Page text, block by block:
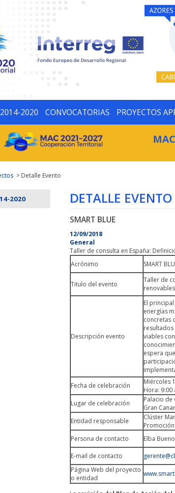
2020 CONVOCATORIAS PROYECTOS
> Detalle Evento
2020 DETALLE EVENTO
SMART BLUE
12/09/2018
General
Taller de consulta en España:
Acrónimo
SMART
Titulo del evento
Taller de
Descripción evento
El
energías
concretas
viables
espera
Fecha de celebración
Miércoles
Hora:
Lugar de celebración
Palacio de
Gran
Entidad responsable
Clúster
Promoción
Persona de contacto
Elba
E-mail de contacto
Página Web del proyecto
o entidad